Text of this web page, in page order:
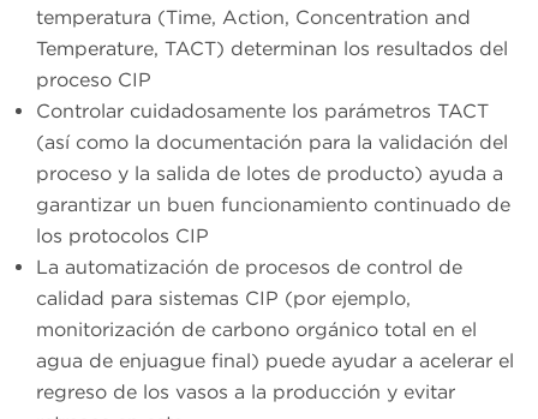
temperatura (Time, Action, Concentration and
Temperature, TACT) determinan los resultados del
proceso CIP
Controlar cuidadosamente los parámetros TACT
(así como la documentación para la validación del
proceso y la salida de lotes de producto) ayuda a
garantizar un buen funcionamiento continuado de
los protocolos CIP
La automatización de procesos de control de
calidad para sistemas CIP (por ejemplo,
monitorización de carbono orgánico total en el
agua de enjuague final) puede ayudar a acelerar el
regreso de los vasos a la producción y evitar